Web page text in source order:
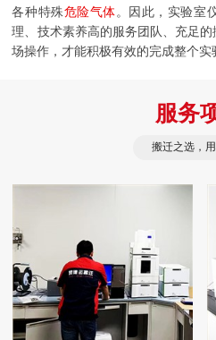
各种特殊危险气体 。因此，实验室
理、技术素养高的服务团队、充足
场操作，才能积极有效的完成整个实
服务
搬迁之选，